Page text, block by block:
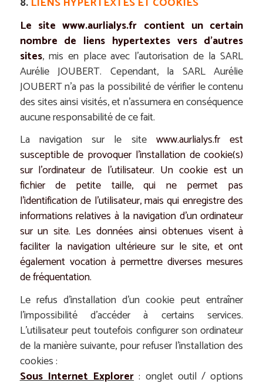
Le sitewww.aurlialys.fr contient un certain
nombre de liens hypertextes vers d’autres
sites, mis en place avec l’autorisation de la SARL
Aurélie JOUBERT. Cependant, la SARL Aurélie
JOUBERT n’a pas la possibilité de vérifier le contenu
des sites ainsi visités, et n’assumera en conséquence
aucune responsabilité de ce fait.
La navigation sur le sitewww.aurlialys.fr est
susceptible de provoquer l’installation de cookie(s)
sur l’ordinateur de l’utilisateur. Un cookie est un
fichier de petite taille, qui ne permet pas
l’identification de l’utilisateur, mais qui enregistre des
informations relatives à la navigation d’un ordinateur
sur un site. Les données ainsi obtenues visent à
faciliter la navigation ultérieure sur le site, et ont
également vocation à permettre diverses mesures
de fréquentation.
Le refus d’installation d’un cookie peut entraîner
l’impossibilité d’accéder à certains services.
L’utilisateur peut toutefois configurer son ordinateur
de la manière suivante, pour refuser l’installation des
cookies :
Sous Internet Explorer : onglet outil / options